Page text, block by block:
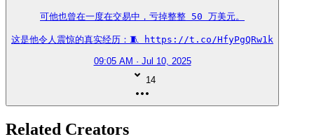
可他也曾在一度在交易中，亏掉整整 50 万美元。
这是他令人震惊的真实经历：🧵 https://t.co/HfyPgQRw1k
09:05 AM · Jul 10, 2025
14
Related Creators